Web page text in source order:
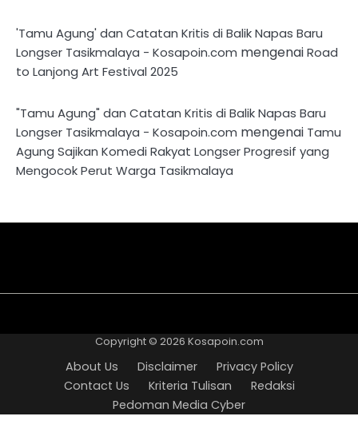
'Tamu Agung' dan Catatan Kritis di Balik Napas Baru
Longser Tasikmalaya - Kosapoin.com mengenaiRoad
to Lanjong Art Festival 2025
"Tamu Agung" dan Catatan Kritis di Balik Napas Baru
Longser Tasikmalaya - Kosapoin.com mengenai Tamu
Agung Sajikan Komedi Rakyat Longser Progresif yang
Mengocok Perut Warga Tasikmalaya
Us
Policy
Us
Tulisan
Media
Copyright © 2026 Kosapoin.com
About Us Disclaimer
Privacy Policy
Contact Us
Kriteria Tulisan
Redaksi
Pedoman Media Cyber